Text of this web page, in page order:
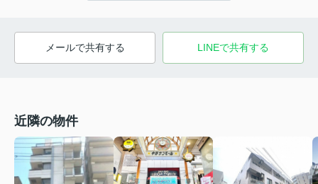
メールで共有する LINEで共有する
近隣の物件